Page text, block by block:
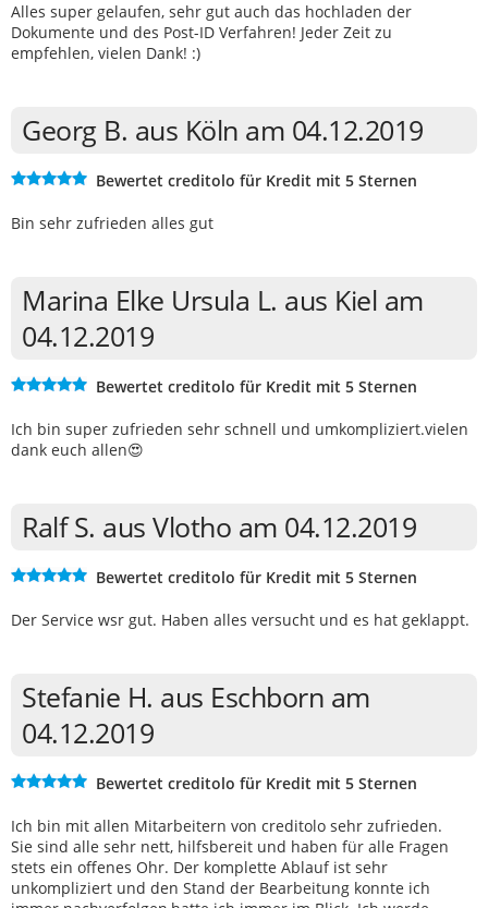
Alles super gelaufen, sehr gut auch das hochladen der
Dokumente und des Post-ID Verfahren! Jeder Zeit zu
empfehlen, vielen Dank! :)
Georg B. aus Köln am 04.12.2019
Bewertet creditolo für Kredit mit 5 Sternen
Bin sehr zufrieden alles gut
Marina Elke Ursula L. aus Kiel am
04.12.2019
Bewertet creditolo für Kredit mit 5 Sternen
Ich bin super zufrieden sehr schnell und umkompliziert.vielen
dank euch allen😍
Ralf S. aus Vlotho am 04.12.2019
Bewertet creditolo für Kredit mit 5 Sternen
Der Service wsr gut. Haben alles versucht und es hat geklappt.
Stefanie H. aus Eschborn am
04.12.2019
Bewertet creditolo für Kredit mit 5 Sternen
Ich bin mit allen Mitarbeitern von creditolo sehr zufrieden.
Sie sind alle sehr nett, hilfsbereit und haben für alle Fragen
stets ein offenes Ohr. Der komplette Ablauf ist sehr
unkompliziert und den Stand der Bearbeitung konnte ich